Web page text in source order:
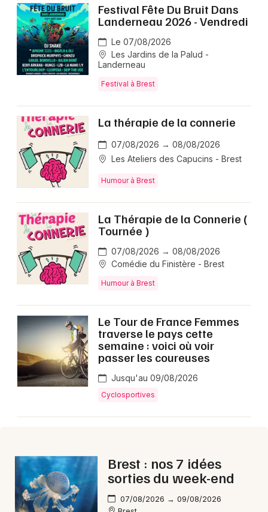
Festival Fête Du Bruit Dans
Landerneau 2026 - Vendredi
Le 07/08/2026
Les Jardins de la Palud -
Landerneau
Festival à Brest
La thérapie de la connerie
07/08/2026 → 08/08/2026
Les Ateliers des Capucins - Brest
Humour à Brest
La Thérapie de la Connerie (
Tournée )
07/08/2026 → 08/08/2026
Comédie du Finistère - Brest
Humour à Brest
Le Tour de France Femmes
traverse le pays cette
semaine : voici où voir
passer les coureuses
Jusqu'au 09/08/2026
Cyclosportives
Brest : nos 7 idées
sorties du week-end
07/08/2026 → 09/08/2026